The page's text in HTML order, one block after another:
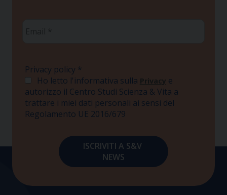
Privacy policy *
Ho letto l'informativa sulla Privacy e
autorizzo il Centro Studi Scienza & Vita a
trattare i miei dati personali ai sensi del
Regolamento UE 2016/679